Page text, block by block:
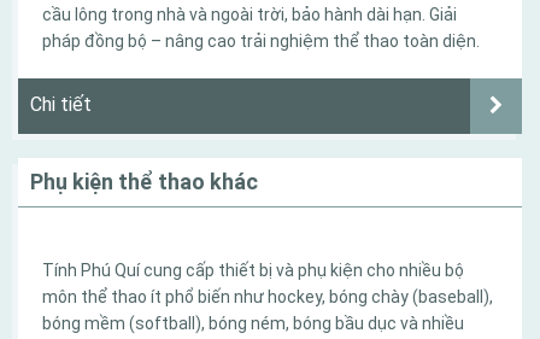
cầu lông trong nhà và ngoài trời, bảo hành dài hạn. Giải
pháp đồng bộ – nâng cao trải nghiệm thể thao toàn diện.
Chi tiết
Phụ kiện thể thao khác
Tính Phú Quí cung cấp thiết bị và phụ kiện cho nhiều bộ
môn thể thao ít phổ biến như hockey, bóng chày (baseball),
bóng mềm (softball), bóng ném, bóng bầu dục và nhiều